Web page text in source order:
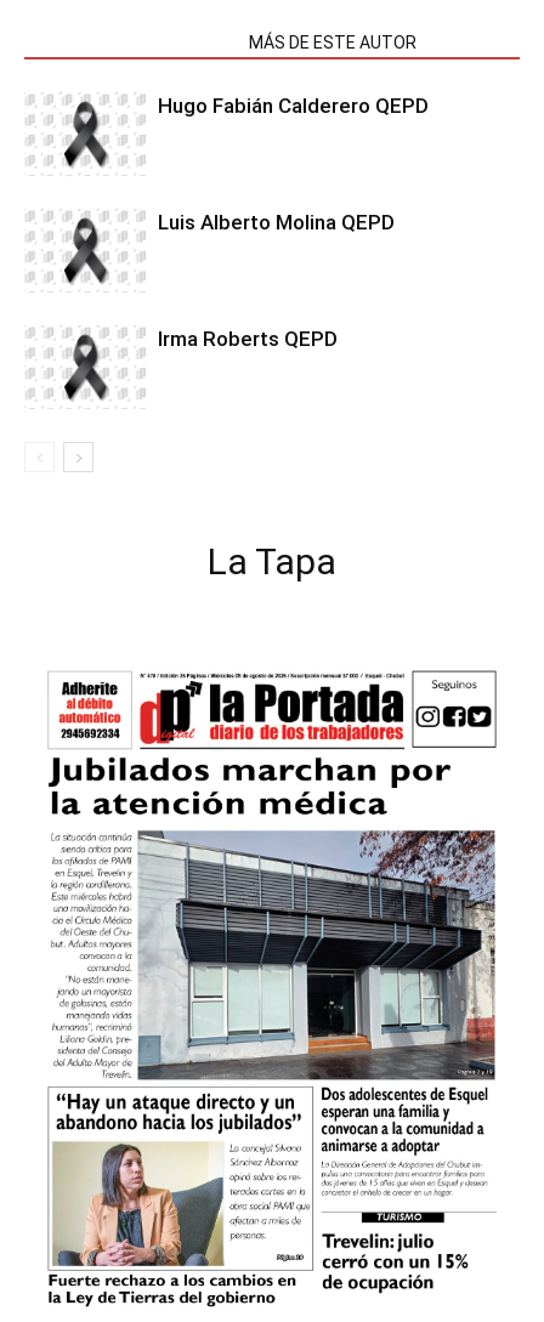
MÁS DE ESTE AUTOR
Hugo Fabián Calderero QEPD
Luis Alberto Molina QEPD
Irma Roberts QEPD
La Tapa